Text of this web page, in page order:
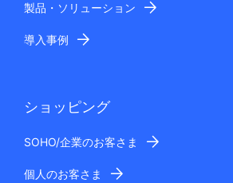
製品・ソリューション
導入事例
ショッピング
SOHO/企業のお客さま
個人のお客さま